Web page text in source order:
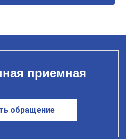
приемная
обращение